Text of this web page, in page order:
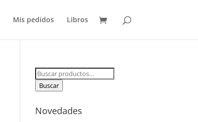
Mis pedidos Libros
Buscar
por:
Buscar
Novedades